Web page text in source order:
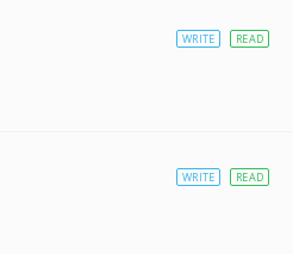
WRITE READ
WRITE READ